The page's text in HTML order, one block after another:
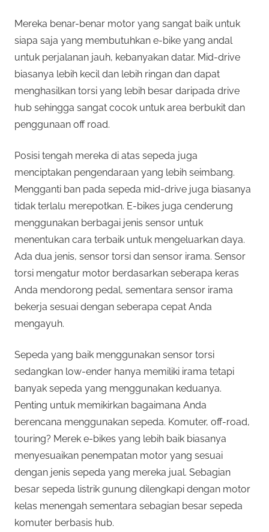
Mereka benar-benar motor yang sangat baik untuk
siapa saja yang membutuhkan e-bike yang andal
untuk perjalanan jauh, kebanyakan datar. Mid-drive
biasanya lebih kecil dan lebih ringan dan dapat
menghasilkan torsi yang lebih besar daripada drive
hub sehingga sangat cocok untuk area berbukit dan
penggunaan off road.
Posisi tengah mereka di atas sepeda juga
menciptakan pengendaraan yang lebih seimbang.
Mengganti ban pada sepeda mid-drive juga biasanya
tidak terlalu merepotkan. E-bikes juga cenderung
menggunakan berbagai jenis sensor untuk
menentukan cara terbaik untuk mengeluarkan daya.
Ada dua jenis, sensor torsi dan sensor irama. Sensor
torsi mengatur motor berdasarkan seberapa keras
Anda mendorong pedal, sementara sensor irama
bekerja sesuai dengan seberapa cepat Anda
mengayuh.
Sepeda yang baik menggunakan sensor torsi
sedangkan low-ender hanya memiliki irama tetapi
banyak sepeda yang menggunakan keduanya.
Penting untuk memikirkan bagaimana Anda
berencana menggunakan sepeda. Komuter, off-road,
touring? Merek e-bikes yang lebih baik biasanya
menyesuaikan penempatan motor yang sesuai
dengan jenis sepeda yang mereka jual. Sebagian
besar sepeda listrik gunung dilengkapi dengan motor
kelas menengah sementara sebagian besar sepeda
komuter berbasis hub.